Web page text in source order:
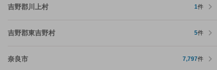
吉野郡川上村 1件
吉野郡東吉野村 5件
奈良市 7,797件